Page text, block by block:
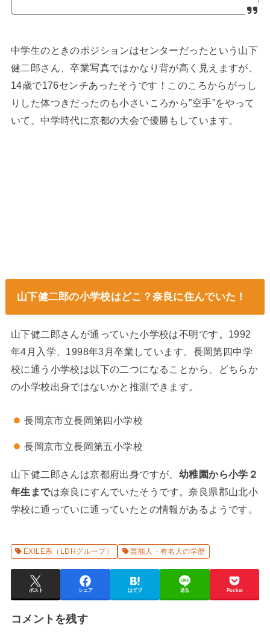
中学生のときのポジションはセンターだったという山下
健二郎さん、卒業写真ではかなり背が高く見えますが、
14歳で176センチあったそうです！このころからがっし
りした体つきだったのも小さいころから”空手”をやって
いて、中学時代に京都の大会で優勝もしています。
山下健二郎の小学校はどこ？奈良に住んでいた！
山下健二郎さんが通っていた小学校は不明です。1992
年4月入学、1998年3月卒業しています。長岡第四中学
校に通う小学校は以下の二つになることから、どちらか
の小学校出身ではないかと推測できます。
長岡京市立長岡第四小学校
長岡京市立長岡第五小学校
山下健二郎さんは京都府出身ですが、 幼稚園から小学２
年生までは奈良にすんでいたそうです。奈良県郡山北小
学校に通っていに通っていたとの情報があるようです。
EXILE系（LDHグループ） 芸能人・有名人の学歴
ポスト シェア はてブ 送る Pocket
コメントを残す